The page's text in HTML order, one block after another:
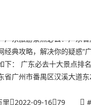
广东旅游景点必去？广东
经典攻略，解决你的疑惑“
下： 广东必去十大景点排
省广州市番禺区汉溪大道
里 2022-09-16 79 #